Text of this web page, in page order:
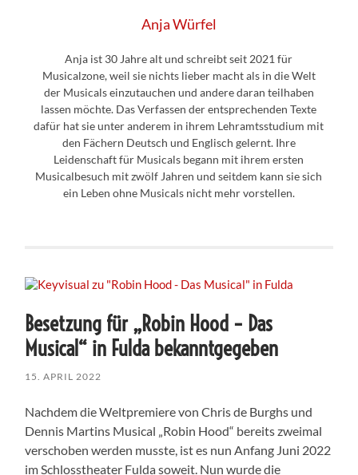
Anja Würfel
Anja ist 30 Jahre alt und schreibt seit 2021 für
Musicalzone, weil sie nichts lieber macht als in die Welt
der Musicals einzutauchen und andere daran teilhaben
lassen möchte. Das Verfassen der entsprechenden Texte
dafür hat sie unter anderem in ihrem Lehramtsstudium mit
den Fächern Deutsch und Englisch gelernt. Ihre
Leidenschaft für Musicals begann mit ihrem ersten
Musicalbesuch mit zwölf Jahren und seitdem kann sie sich
ein Leben ohne Musicals nicht mehr vorstellen.
Besetzung für „Robin Hood – Das
Musical“ in Fulda bekanntgegeben
15. APRIL 2022
Nachdem die Weltpremiere von Chris de Burghs und
Dennis Martins Musical „Robin Hood“ bereits zweimal
verschoben werden musste, ist es nun Anfang Juni 2022
im Schlosstheater Fulda soweit. Nun wurde die